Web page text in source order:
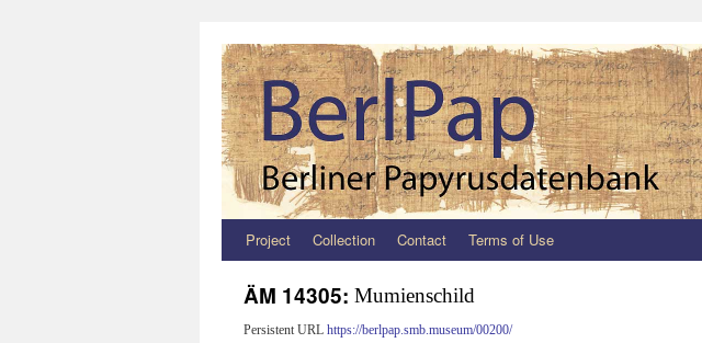
Zum
Inhalt
springen
Project Collection Contact Terms of Use
ÄM 14305: Mumienschild
Persistent URL https://berlpap.smb.museum/00200/